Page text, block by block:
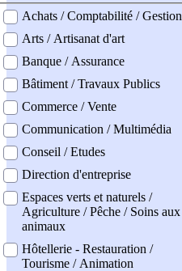
professionel
Achats / Comptabilité / Gestion
Arts / Artisanat d'art
Banque / Assurance
Bâtiment / Travaux Publics
Commerce / Vente
Communication / Multimédia
Conseil / Etudes
Direction d'entreprise
Espaces verts et naturels /
Agriculture / Pêche / Soins aux
animaux
Hôtellerie - Restauration /
Tourisme / Animation